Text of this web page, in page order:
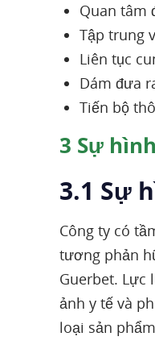
Quan tâm
Tập trung
Liên tục
Dám đưa
Tiến bộ
3 Sự
3.1 Sự
Công ty có
tương phản
Guerbet. Lực
ảnh y tế và
loại sản